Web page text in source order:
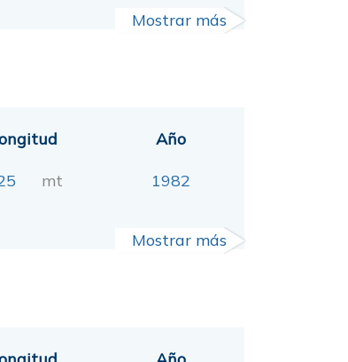
Mostrar más
mt
Año
1982
Mostrar más